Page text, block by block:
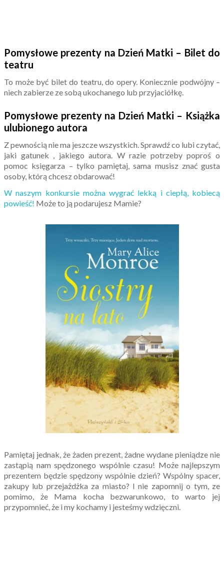
Pomysłowe prezenty na Dzień Matki – Bilet do
teatru
To może być bilet do teatru, do opery. Koniecznie podwójny –
niech zabierze ze sobą ukochanego lub przyjaciółkę.
Pomysłowe prezenty na Dzień Matki – Książka
ulubionego autora
Z pewnością nie ma jeszcze wszystkich. Sprawdź co lubi czytać,
jaki gatunek , jakiego autora. W razie potrzeby poproś o
pomoc księgarza – tylko pamiętaj, sama musisz znać gusta
osoby, którą chcesz obdarować!
W naszym konkursie można wygrać lekką i ciepłą, kobiecą
powieść! Może to ją podarujesz Mamie?
Pamiętaj jednak, że żaden prezent, żadne wydane pieniądze nie
zastąpią nam spędzonego wspólnie czasu! Może najlepszym
prezentem będzie spędzony wspólnie dzień? Wspólny spacer,
zakupy lub przejażdżka za miasto? I nie zapomnij o tym, ze
pomimo, że Mama kocha bezwarunkowo, to warto jej
przypomnieć, że i my kochamy i jesteśmy wdzięczni.